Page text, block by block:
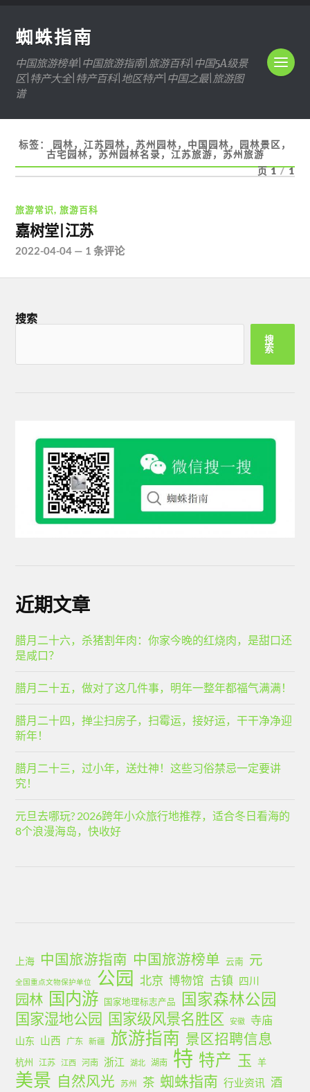
蜘蛛指南
中国旅游榜单|中国旅游指南|旅游百科|中国5A级景
区|特产大全|特产百科|地区特产|中国之最|旅游图
谱
标签：
园林，江苏园林，苏州园林，中国园林，园林景区，
古宅园林，苏州园林名录，江苏旅游，苏州旅游
页 1 / 1
旅游常识,旅游百科
嘉树堂|江苏
2022-04-04 — 1 条评论
搜索
搜
索
近期文章
腊月二十六，杀猪割年肉：你家今晚的红烧肉，是甜口还
是咸口？
腊月二十五，做对了这几件事，明年一整年都福气满满！
腊月二十四，掸尘扫房子，扫霉运，接好运，干干净净迎
新年！
腊月二十三，过小年，送灶神！这些习俗禁忌一定要讲
究！
元旦去哪玩? 2026跨年小众旅行地推荐，适合冬日看海的
8个浪漫海岛，快收好
上海 中国旅游指南 中国旅游榜单 云南 元
全国重点文物保护单位 公园 北京 博物馆 古镇 四川
园林 国内游 国家地理标志产品 国家森林公园
国家湿地公园 国家级风景名胜区 安徽 寺庙
山东 山西 广东 新疆 旅游指南 景区招聘信息
杭州 江苏 江西 河南 浙江 湖北 湖南 特 特产 玉 羊
美景 自然风光 苏州 茶 蜘蛛指南 行业资讯 酒